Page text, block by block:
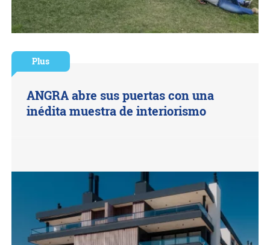
Plus
ANGRA abre sus puertas con una
inédita muestra de interiorismo